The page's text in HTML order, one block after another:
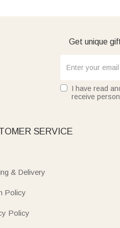
Get unique
I have read
receive
SERVICE
& Delivery
Policy
Policy